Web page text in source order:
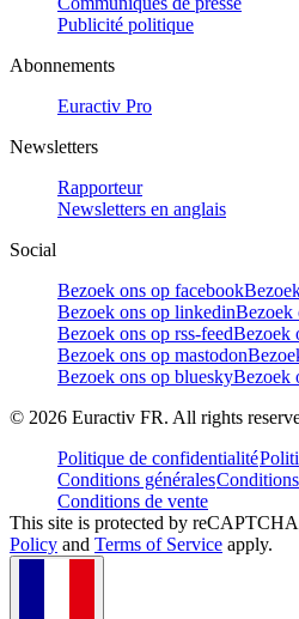
Publicité politique
Abonnements
Euractiv Pro
Newsletters
Rapporteur
Newsletters en anglais
Social
Bezoek ons op facebook
Bezoek ons op linkedinBezoek
Bezoek ons op rss-feedBezoek
Bezoek ons op mastodon
Bezoek ons op blueskyBezoek
© 2026 Euractiv FR. All rights
Politique de confidentialité
Conditions générales
Conditions de vente
This site is protected by
Policy and Terms of Service apply.